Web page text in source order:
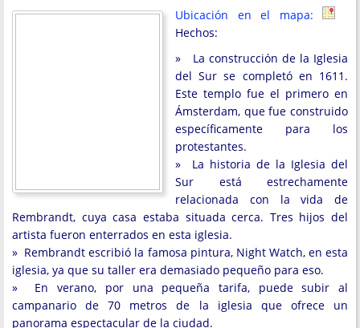
Ubicación en el mapa:
Hechos:
» La construcción de la Iglesia
del Sur se completó en 1611.
Este templo fue el primero en
Ámsterdam, que fue construido
específicamente para los
protestantes.
» La historia de la Iglesia del
Sur está estrechamente
relacionada con la vida de
Rembrandt, cuya casa estaba situada cerca. Tres hijos del
artista fueron enterrados en esta iglesia.
» Rembrandt escribió la famosa pintura, Night Watch, en esta
iglesia, ya que su taller era demasiado pequeño para eso.
» En verano, por una pequeña tarifa, puede subir al
campanario de 70 metros de la iglesia que ofrece un
panorama espectacular de la ciudad.